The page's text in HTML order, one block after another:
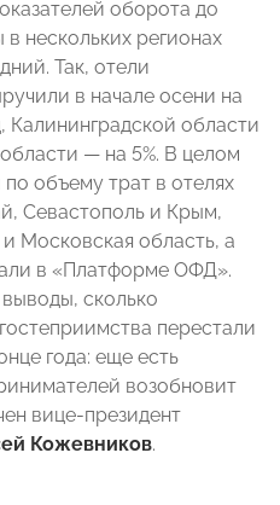
оборота до
в нескольких регионах
Так, отели
в начале осени на
Калининградской области
— на 5%. В целом
объему трат в отелях
Севастополь и Крым,
Московская область, а
в «Платформе ОФД».
сколько
перестали
года: еще есть
возобновит
вице-президент
Кожевников.